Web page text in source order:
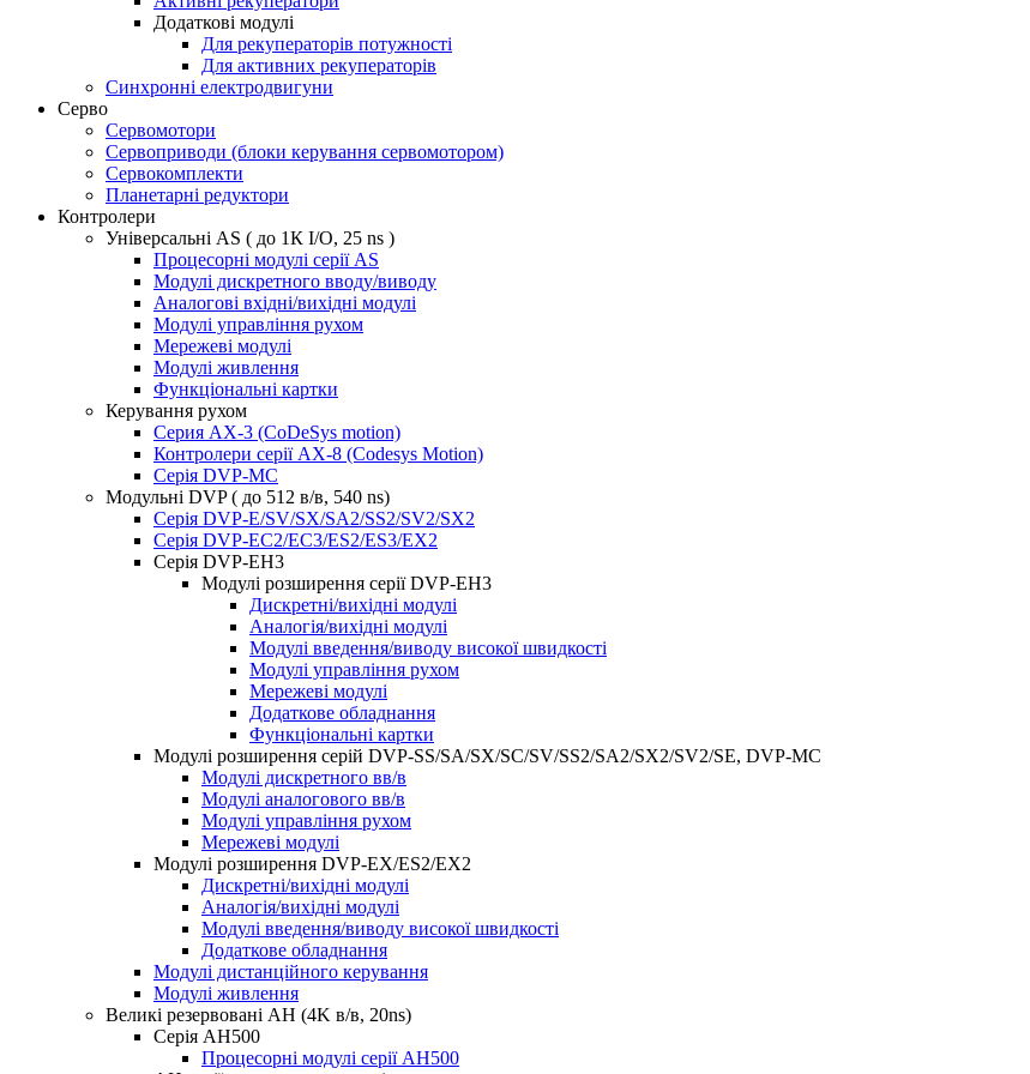
Додаткові модулі
Для рекуператорів потужності
Для активних рекуператорів
Синхронні електродвигуни
Серво
Сервомотори
Сервоприводи (блоки керування сервомотором)
Сервокомплекти
Планетарні редуктори
Контролери
Універсальні AS ( до 1К I/O, 25 ns )
Процесорні модулі серії AS
Модулі дискретного вводу/виводу
Аналогові вхідні/вихідні модулі
Модулі управління рухом
Мережеві модулі
Модулі живлення
Функціональні картки
Керування рухом
Серия AX-3 (CoDeSys motion)
Контролери серії AX-8 (Codesys Motion)
Серія DVP-MC
Модульні DVP ( до 512 в/в, 540 ns)
Серія DVP-E/SV/SX/SA2/SS2/SV2/SX2
Серія DVP-EC2/EC3/ES2/ES3/EX2
Серія DVP-EH3
Модулі розширення серії DVP-EH3
Дискретні/вихідні модулі
Аналогія/вихідні модулі
Модулі введення/виводу високої швидкості
Модулі управління рухом
Мережеві модулі
Додаткове обладнання
Функціональні картки
Модулі розширення серій DVP-SS/SA/SX/SC/SV/SS2/SA2/SX2/SV2/SE, DVP-MC
Модулі дискретного вв/в
Модулі аналогового вв/в
Модулі управління рухом
Мережеві модулі
Модулі розширення DVP-EX/ES2/EX2
Дискретні/вихідні модулі
Аналогія/вихідні модулі
Модулі введення/виводу високої швидкості
Додаткове обладнання
Модулі дистанційного керування
Модулі живлення
Великі резервовані AH (4K в/в, 20ns)
Серія AH500
Процесорні модулі серії AH500